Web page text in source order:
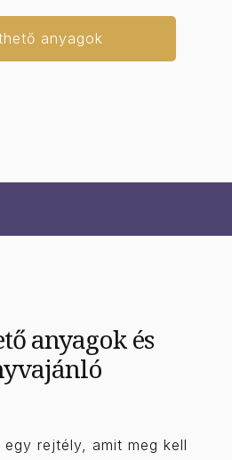
anyagok
anyagok és
egy rejtély, amit meg kell